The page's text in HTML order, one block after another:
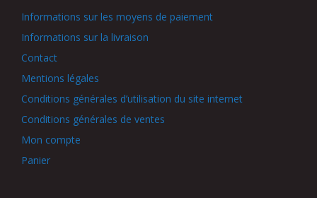
Informations sur les moyens de paiement
Informations sur la livraison
Contact
Mentions légales
Conditions générales d’utilisation du site internet
Conditions générales de ventes
Mon compte
Panier